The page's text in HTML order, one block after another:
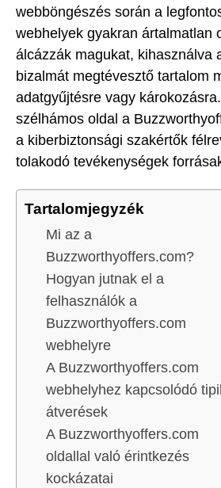
webböngészés során a
webhelyek gyakran ártalmatlan
álcázzák magukat, kihasználva
bizalmát megtévesztő tartalom
adatgyűjtésre vagy
szélhámos oldal a
a kiberbiztonsági szakértők
tolakodó tevékenységek
Tartalomjegyzék
Mi az a
Buzzworthyoffers.com?
Hogyan jutnak el a
felhasználók a
Buzzworthyoffers.com
webhelyre
A Buzzworthyoffers.com
webhelyhez kapcsolódó
átverések
A Buzzworthyoffers.com
oldallal való érintkezés
kockázatai